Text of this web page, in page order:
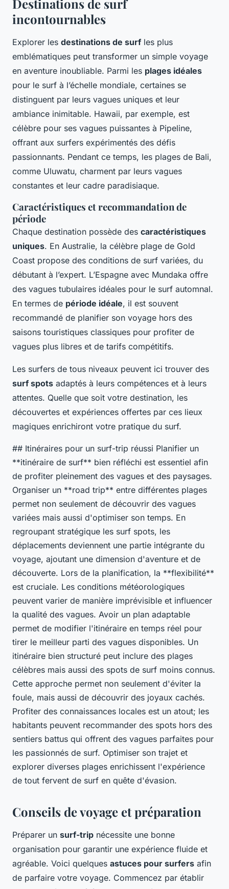
Destinations de surf
incontournables
Explorer les destinations de surf les plus
emblématiques peut transformer un simple voyage
en aventure inoubliable. Parmi les plages idéales
pour le surf à l’échelle mondiale, certaines se
distinguent par leurs vagues uniques et leur
ambiance inimitable. Hawaii, par exemple, est
célèbre pour ses vagues puissantes à Pipeline,
offrant aux surfers expérimentés des défis
passionnants. Pendant ce temps, les plages de Bali,
comme Uluwatu, charment par leurs vagues
constantes et leur cadre paradisiaque.
Caractéristiques et recommandation de
période
Chaque destination possède des caractéristiques
uniques. En Australie, la célèbre plage de Gold
Coast propose des conditions de surf variées, du
débutant à l’expert. L’Espagne avec Mundaka offre
des vagues tubulaires idéales pour le surf automnal.
En termes de période idéale, il est souvent
recommandé de planifier son voyage hors des
saisons touristiques classiques pour profiter de
vagues plus libres et de tarifs compétitifs.
Les surfers de tous niveaux peuvent ici trouver des
surf spots adaptés à leurs compétences et à leurs
attentes. Quelle que soit votre destination, les
découvertes et expériences offertes par ces lieux
magiques enrichiront votre pratique du surf.
## Itinéraires pour un surf-trip réussi Planifier un
**itinéraire de surf** bien réfléchi est essentiel afin
de profiter pleinement des vagues et des paysages.
Organiser un **road trip** entre différentes plages
permet non seulement de découvrir des vagues
variées mais aussi d'optimiser son temps. En
regroupant stratégique les surf spots, les
déplacements deviennent une partie intégrante du
voyage, ajoutant une dimension d'aventure et de
découverte. Lors de la planification, la **flexibilité**
est cruciale. Les conditions météorologiques
peuvent varier de manière imprévisible et influencer
la qualité des vagues. Avoir un plan adaptable
permet de modifier l'itinéraire en temps réel pour
tirer le meilleur parti des vagues disponibles. Un
itinéraire bien structuré peut inclure des plages
célèbres mais aussi des spots de surf moins connus.
Cette approche permet non seulement d'éviter la
foule, mais aussi de découvrir des joyaux cachés.
Profiter des connaissances locales est un atout; les
habitants peuvent recommander des spots hors des
sentiers battus qui offrent des vagues parfaites pour
les passionnés de surf. Optimiser son trajet et
explorer diverses plages enrichissent l'expérience
de tout fervent de surf en quête d'évasion.
Conseils de voyage et préparation
Préparer un surf-trip nécessite une bonne
organisation pour garantir une expérience fluide et
agréable. Voici quelques astuces pour surfers afin
de parfaire votre voyage. Commencez par établir